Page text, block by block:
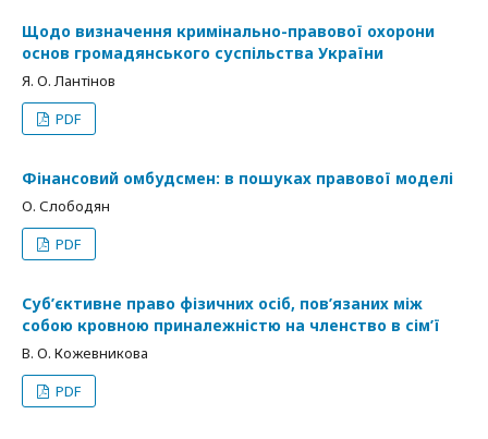
Щодо визначення кримінально-правової охорони
основ громадянського суспільства України
Я. О. Лантінов
PDF
Фінансовий омбудсмен: в пошуках правової моделі
О. Слободян
PDF
Суб’єктивне право фізичних осіб, пов’язаних між
собою кровною приналежністю на членство в сім’ї
В. О. Кожевникова
PDF